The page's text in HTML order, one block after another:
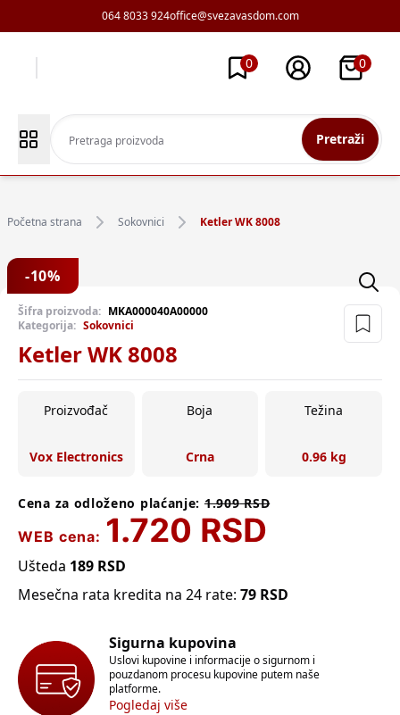
064 8033 924office@svezavasdom.com
0 0
Pretraži
Početna strana Sokovnici Ketler WK 8008
-10%
Šifra proizvoda: MKA000040A00000
Kategorija: Sokovnici
Ketler WK 8008
Proizvođač
Vox Electronics
Boja
Crna
Težina
0.96 kg
Cena za odloženo plaćanje: 1.909RSD
WEB cena: 1.720 RSD
Ušteda 189 RSD
Mesečna rata kredita na 24 rate: 79 RSD
Sigurna kupovina
Uslovi kupovine i informacije o sigurnom i
pouzdanom procesu kupovine putem naše
platforme.
Pogledaj više